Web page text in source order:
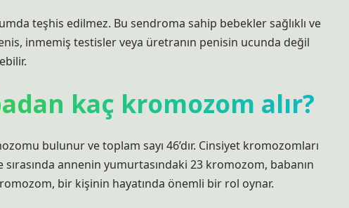
teşhis edilmez. Bu sendroma sahip bebekler sağlıklı ve
inmemiş testisler veya üretranın penisin ucunda değil
kaç kromozom alır?
bulunur ve toplam sayı 46’dır. Cinsiyet kromozomları
sırasında annenin yumurtasındaki 23 kromozom, babanın
bir kişinin hayatında önemli bir rol oynar.